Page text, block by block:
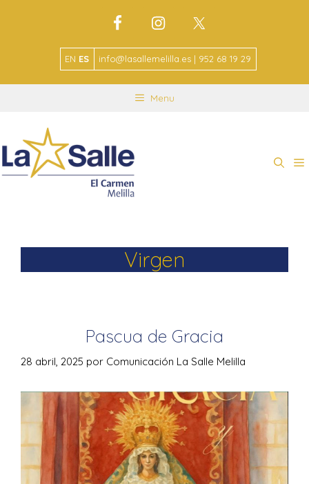
EN ES info@lasallemelilla.es | 952 68 19 29
Menu
Virgen
Pascua de Gracia
28 abril, 2025 por Comunicación La Salle Melilla